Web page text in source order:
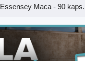
Essensey Maca - 90 kaps.